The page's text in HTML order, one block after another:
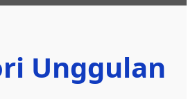
Unggulan